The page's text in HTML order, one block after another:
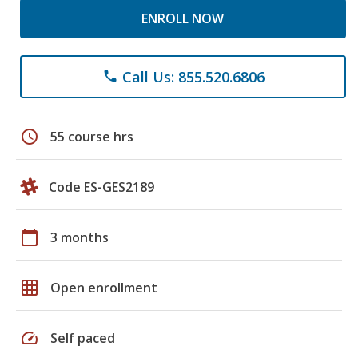
ENROLL NOW
phone Call Us: 855.520.6806
schedule 55 course hrs
Code ES-GES2189
calendar_today 3 months
grid_on Open enrollment
speed Self paced